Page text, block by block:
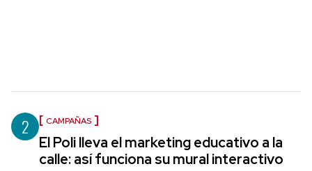
2 CAMPAÑAS
El Poli lleva el marketing educativo a la
calle: así funciona su mural interactivo